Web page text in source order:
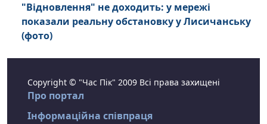
"Відновлення" не доходить: у мережі
показали реальну обстановку у Лисичанську
(фото)
Copyright © "Час Пік" 2009 Всі права захищені
Про портал
Інформаційна співпраця